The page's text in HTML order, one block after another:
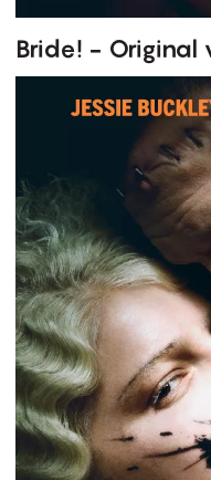
Bride! - Original